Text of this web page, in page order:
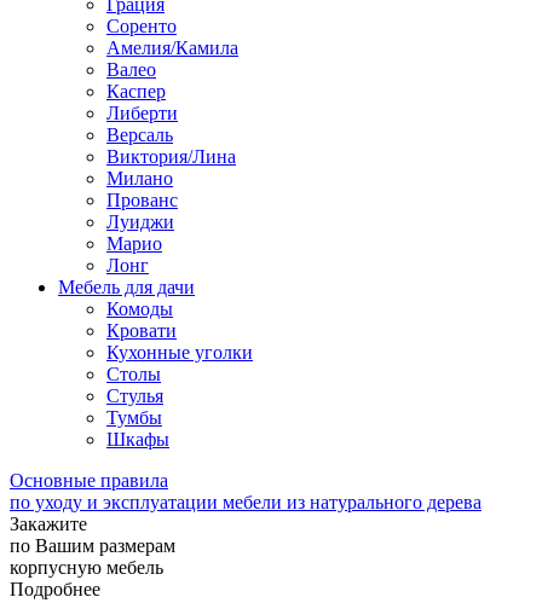
Грация
Соренто
Амелия/Камила
Валео
Каспер
Либерти
Версаль
Виктория/Лина
Милано
Прованс
Луиджи
Марио
Лонг
Мебель для дачи
Комоды
Кровати
Кухонные уголки
Столы
Стулья
Тумбы
Шкафы
Основные правила
по уходу и эксплуатации мебели из натурального дерева
Закажите
по Вашим размерам
корпусную мебель
Подробнее